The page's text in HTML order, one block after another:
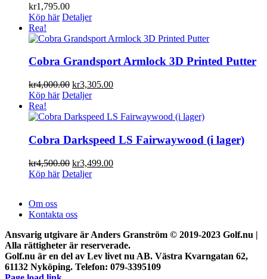
kr1,795.00
Köp här Detaljer
Rea!
Cobra Grandsport Armlock 3D Printed Putter
kr4,000.00 Det
ursprungliga
var:
kr3,305.00Det
är:
Köp här Detaljer
Rea!
Cobra Darkspeed LS Fairwaywood (i lager)
kr4,500.00 Det
ursprungliga
kr3,499.00Det
Köp här Detaljer
Om oss
Kontakta oss
Ansvarig utgivare är Anders Granström © 2019-2023 Golf.nu |
Alla rättigheter är reserverade.
Golf.nu är en del av Lev livet nu AB. Västra Kvarngatan 62,
61132 Nyköping. Telefon: 079-3395109